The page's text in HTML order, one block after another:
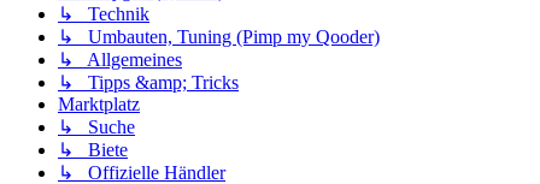
↳ Technik
↳ Umbauten, Tuning (Pimp my Qooder)
↳ Allgemeines
↳ Tipps &amp; Tricks
Marktplatz
↳ Suche
↳ Biete
↳ Offizielle Händler